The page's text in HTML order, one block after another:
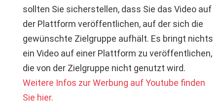
sollten Sie sicherstellen, dass Sie das Video auf
der Plattform veröffentlichen, auf der sich die
gewünschte Zielgruppe aufhält. Es bringt nichts
ein Video auf einer Plattform zu veröffentlichen,
die von der Zielgruppe nicht genutzt wird.
Weitere Infos zur Werbung auf Youtube finden
Sie hier.